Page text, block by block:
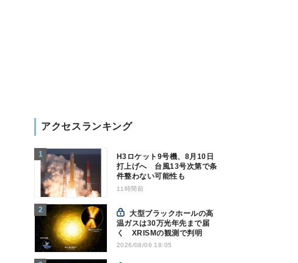
アクセスランキング
H3ロケット9号機、8月10日
打上げへ 台風13号次第で条
件整わない可能性も
11時間前
大型ブラックホールの高
温ガスは30万光年先まで届
く XRISMの観測で判明
2026/08/06 18:05